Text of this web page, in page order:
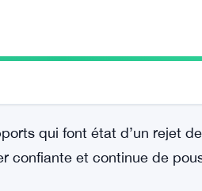
qui font état d’un rejet
confiante et continue de